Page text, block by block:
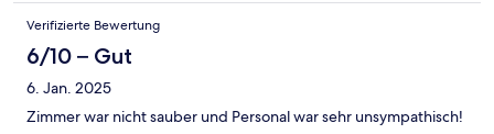
Verifizierte Bewertung
6/10 – Gut
6. Jan. 2025
Zimmer war nicht sauber und Personal war sehr unsympathisch!